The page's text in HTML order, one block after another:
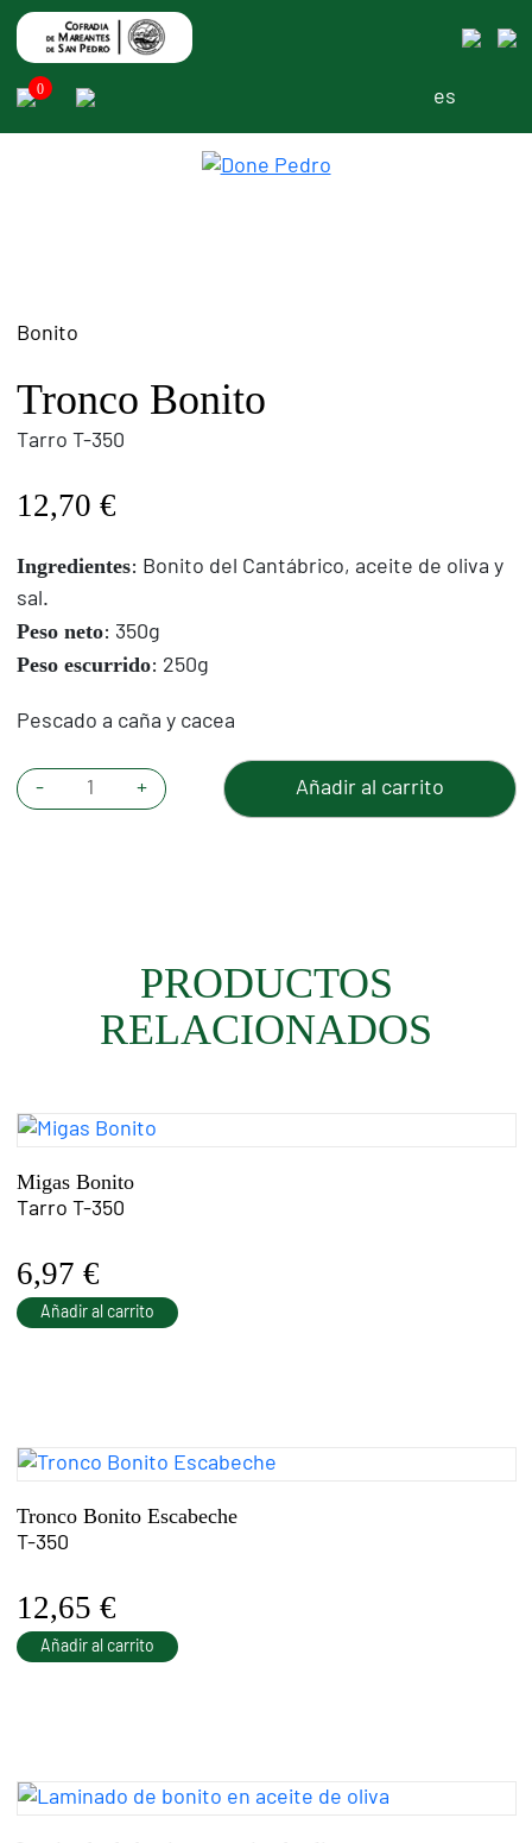
Skip
to
content
0 es
Bonito
Tronco Bonito
Tarro T-350
12,70 €
Ingredientes: Bonito del Cantábrico, aceite de oliva y
sal.
Peso neto: 350g
Peso escurrido: 250g
Pescado a caña y cacea
-
Tronco
Bonito
+ Añadir al carrito
PRODUCTOS
RELACIONADOS
Migas Bonito
Tarro T-350
6,97 €
Añadir al carrito
Tronco Bonito Escabeche
T-350
12,65 €
Añadir al carrito